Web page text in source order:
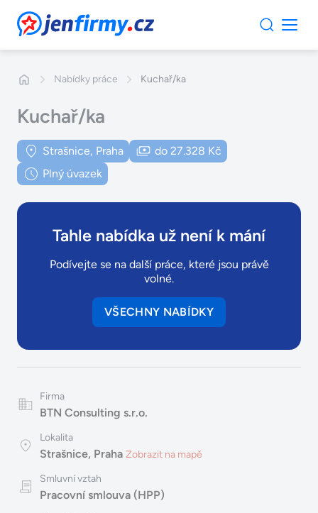
JenFirmy.cz
Nabídky práce Kuchař/ka
Kuchař/ka
Strašnice, Praha
do 27.328 Kč
Plný úvazek
Tahle nabídka už není k mání
Podívejte se na další práce, které jsou právě
volné.
VŠECHNY NABÍDKY
Firma
BTN Consulting s.r.o.
Lokalita
Strašnice, Praha Zobrazit na mapě
Smluvní vztah
Pracovní smlouva (HPP)